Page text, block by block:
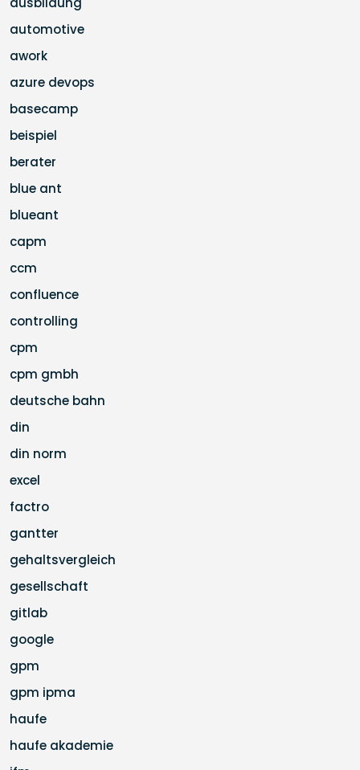
automotive
awork
azure devops
basecamp
beispiel
berater
blue ant
blueant
capm
ccm
confluence
controlling
cpm
cpm gmbh
deutsche bahn
din
din norm
excel
factro
gantter
gehaltsvergleich
gesellschaft
gitlab
google
gpm
gpm ipma
haufe
haufe akademie